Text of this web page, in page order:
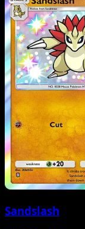
Sandslash